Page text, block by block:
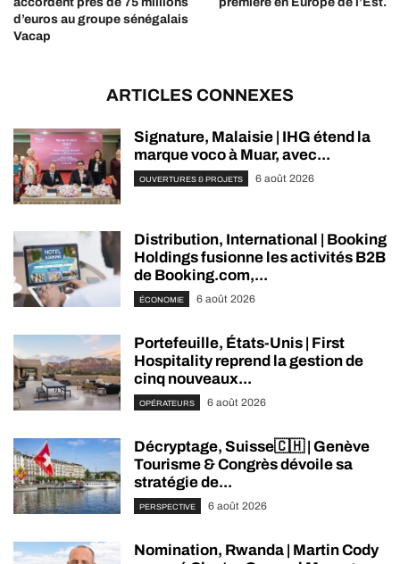
d’euros au groupe sénégalais
Vacap
ARTICLES CONNEXES
Signature, Malaisie | IHG étend la
marque voco à Muar, avec...
OUVERTURES & PROJETS 6 août 2026
Distribution, International | Booking
Holdings fusionne les activités B2B
de Booking.com,...
ÉCONOMIE 6 août 2026
Portefeuille, États-Unis | First
Hospitality reprend la gestion de
cinq nouveaux...
OPÉRATEURS 6 août 2026
Décryptage, Suisse🇨🇭 | Genève
Tourisme & Congrès dévoile sa
stratégie de...
PERSPECTIVE 6 août 2026
Nomination, Rwanda | Martin Cody